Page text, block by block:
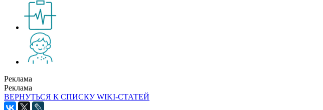
Реклама
Реклама
ВЕРНУТЬСЯ К СПИСКУ WIKI-СТАТЕЙ